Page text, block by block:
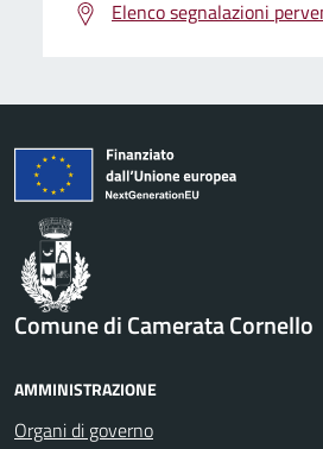
Elenco segnalazioni
Comune di Camerata Cornello
AMMINISTRAZIONE
Organi di governo